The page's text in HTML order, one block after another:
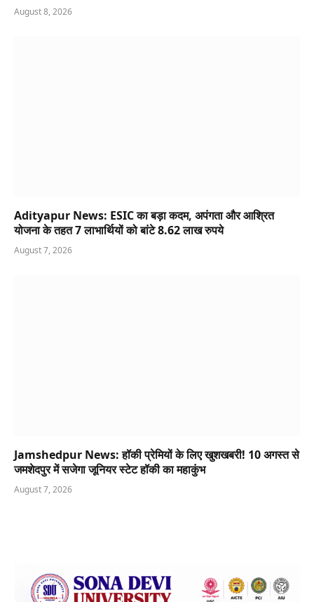
August 8, 2026
Adityapur News: ESIC का बड़ा कदम, अपंगता और आश्रित
योजना के तहत 7 लाभार्थियों को बांटे 8.62 लाख रुपये
August 7, 2026
Jamshedpur News: हॉकी प्रेमियों के लिए खुशखबरी! 10 अगस्त से
जमशेदपुर में सजेगा जूनियर स्टेट हॉकी का महाकुंभ
August 7, 2026